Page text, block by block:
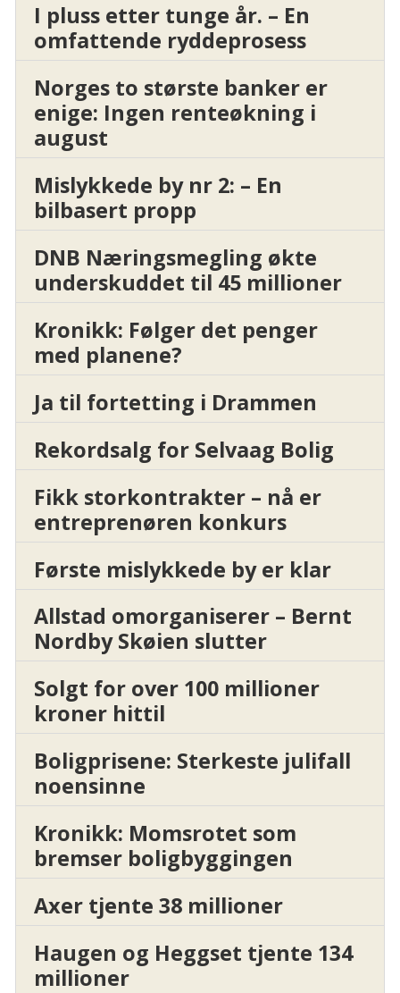
I pluss etter tunge år. – En
omfattende ryddeprosess
Norges to største banker er
enige: Ingen renteøkning i
august
Mislykkede by nr 2: – En
bilbasert propp
DNB Næringsmegling økte
underskuddet til 45 millioner
Kronikk: Følger det penger
med planene?
Ja til fortetting i Drammen
Rekordsalg for Selvaag Bolig
Fikk storkontrakter – nå er
entreprenøren konkurs
Første mislykkede by er klar
Allstad omorganiserer – Bernt
Nordby Skøien slutter
Solgt for over 100 millioner
kroner hittil
Boligprisene: Sterkeste julifall
noensinne
Kronikk: Momsrotet som
bremser boligbyggingen
Axer tjente 38 millioner
Haugen og Heggset tjente 134
millioner